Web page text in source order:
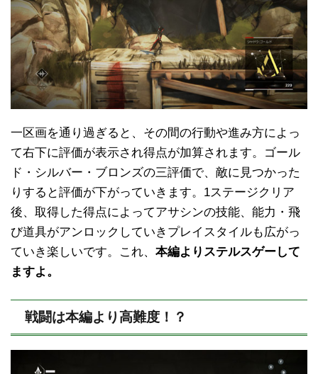
一区画を通り過ぎると、その間の行動や進み方によっ
て右下に評価が表示され得点が加算されます。ゴール
ド・シルバー・ブロンズの三評価で、敵に見つかった
りすると評価が下がっていきます。1ステージクリア
後、取得した得点によってアサシンの技能、能力・飛
び道具がアンロックしていきプレイスタイルも広がっ
ていき楽しいです。これ、 本編よりステルスゲーして
ますよ。
戦闘は本編より高難度！？